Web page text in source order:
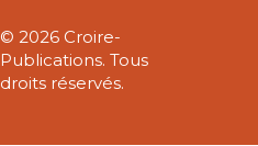
© 2026 Croire-
Publications. Tous
droits réservés.